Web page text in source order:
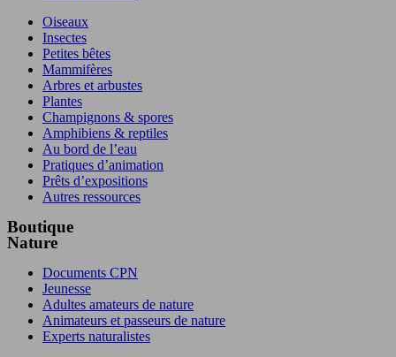
Oiseaux
Insectes
Petites bêtes
Mammifères
Arbres et arbustes
Plantes
Champignons & spores
Amphibiens & reptiles
Au bord de l’eau
Pratiques d’animation
Prêts d’expositions
Autres ressources
Boutique
Nature
Documents CPN
Jeunesse
Adultes amateurs de nature
Animateurs et passeurs de nature
Experts naturalistes